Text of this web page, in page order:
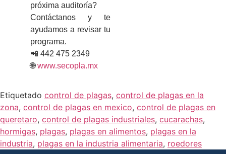
próxima auditoría?
Contáctanos y te
ayudamos a revisar tu
programa.
📲 442 475 2349
🌐www.secopla.mx
Etiquetado control de plagas, control de plagas en la
zona, control de plagas en mexico, control de plagas en
queretaro, control de plagas industriales, cucarachas,
hormigas, plagas, plagas en alimentos, plagas en la
industria, plagas en la industria alimentaria, roedores